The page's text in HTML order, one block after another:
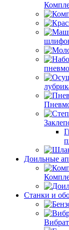
Доильные
Станки и